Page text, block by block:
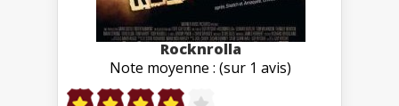
Rocknrolla
Note moyenne : (sur 1 avis)